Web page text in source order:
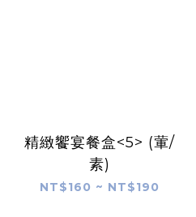
精緻饗宴餐盒<5> (葷/
素)
NT$160 ~ NT$190